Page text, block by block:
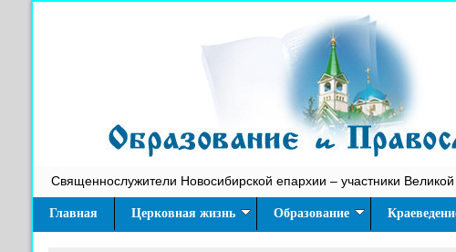
Священнослужители Новосибирской епархии – участники
Главная Церковная жизнь Образование